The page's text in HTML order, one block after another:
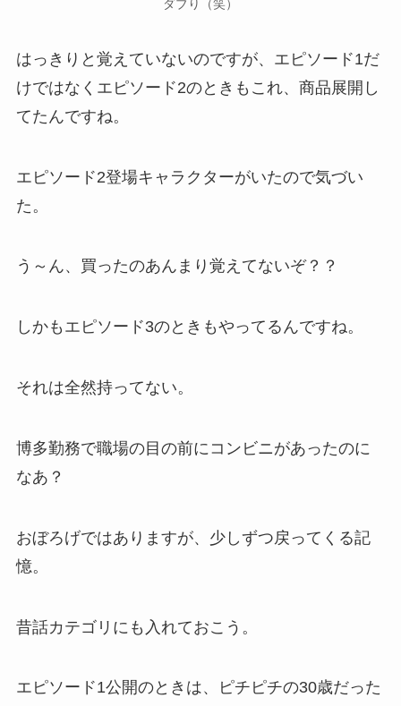
ダブり（笑）
はっきりと覚えていないのですが、エピソード1だ
けではなくエピソード2のときもこれ、商品展開し
てたんですね。
エピソード2登場キャラクターがいたので気づい
た。
う～ん、買ったのあんまり覚えてないぞ？？
しかもエピソード3のときもやってるんですね。
それは全然持ってない。
博多勤務で職場の目の前にコンビニがあったのに
なあ？
おぼろげではありますが、少しずつ戻ってくる記
憶。
昔話カテゴリにも入れておこう。
エピソード1公開のときは、ピチピチの30歳だった